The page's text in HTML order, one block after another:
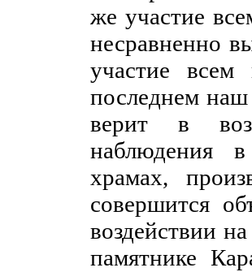
же участие
несравненно
участие
последнем наш
верит в
наблюдения
храмах,
совершится
воздействии
памятнике